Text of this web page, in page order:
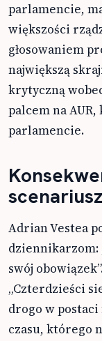
parlamencie,
większości
głosowaniem
największą
krytyczną
palcem na
parlamencie.
Adrian Vestea
dziennikarzom:
swój
„Czterdzieści
drogo w
czasu, którego